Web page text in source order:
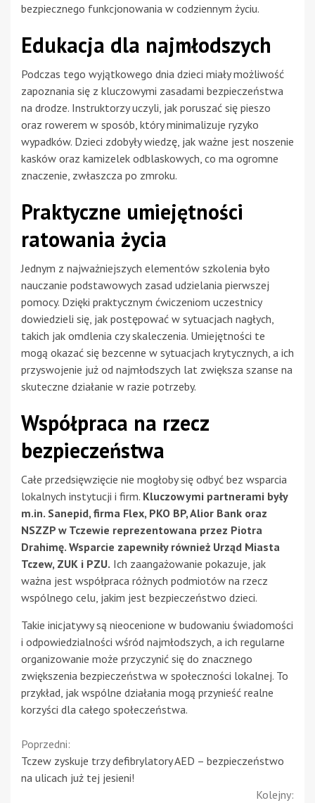
bezpiecznego funkcjonowania w codziennym życiu.
Edukacja dla najmłodszych
Podczas tego wyjątkowego dnia dzieci miały możliwość
zapoznania się z kluczowymi zasadami bezpieczeństwa
na drodze. Instruktorzy uczyli, jak poruszać się pieszo
oraz rowerem w sposób, który minimalizuje ryzyko
wypadków. Dzieci zdobyły wiedzę, jak ważne jest noszenie
kasków oraz kamizelek odblaskowych, co ma ogromne
znaczenie, zwłaszcza po zmroku.
Praktyczne umiejętności
ratowania życia
Jednym z najważniejszych elementów szkolenia było
nauczanie podstawowych zasad udzielania pierwszej
pomocy. Dzięki praktycznym ćwiczeniom uczestnicy
dowiedzieli się, jak postępować w sytuacjach nagłych,
takich jak omdlenia czy skaleczenia. Umiejętności te
mogą okazać się bezcenne w sytuacjach krytycznych, a ich
przyswojenie już od najmłodszych lat zwiększa szanse na
skuteczne działanie w razie potrzeby.
Współpraca na rzecz
bezpieczeństwa
Całe przedsięwzięcie nie mogłoby się odbyć bez wsparcia
lokalnych instytucji i firm. Kluczowymi partnerami były
m.in. Sanepid, firma Flex, PKO BP, Alior Bank oraz
NSZZP w Tczewie reprezentowana przez Piotra
Drahimę. Wsparcie zapewniły również Urząd Miasta
Tczew, ZUK i PZU. Ich zaangażowanie pokazuje, jak
ważna jest współpraca różnych podmiotów na rzecz
wspólnego celu, jakim jest bezpieczeństwo dzieci.
Takie inicjatywy są nieocenione w budowaniu świadomości
i odpowiedzialności wśród najmłodszych, a ich regularne
organizowanie może przyczynić się do znacznego
zwiększenia bezpieczeństwa w społeczności lokalnej. To
przykład, jak wspólne działania mogą przynieść realne
korzyści dla całego społeczeństwa.
Continue
Reading
Poprzedni:
Tczew zyskuje trzy defibrylatory AED – bezpieczeństwo
na ulicach już tej jesieni!
Kolejny: